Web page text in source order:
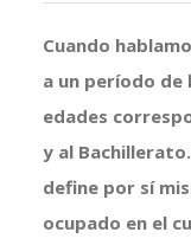
Cuando
a un período de
edades
y al
define por sí
ocupado en el